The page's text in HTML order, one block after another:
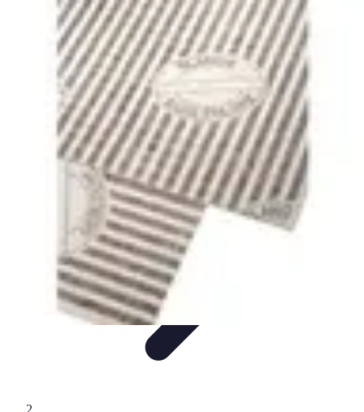
Pilotos Fórmula 1
TecnologíaCarrera ProfesionalHistoriaRendimiento de
Pilotos Fórmula 1